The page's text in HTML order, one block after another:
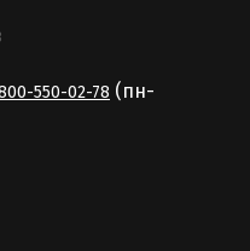
550-02-78 (пн-